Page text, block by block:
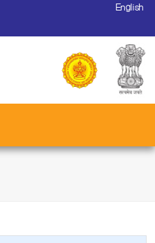
English